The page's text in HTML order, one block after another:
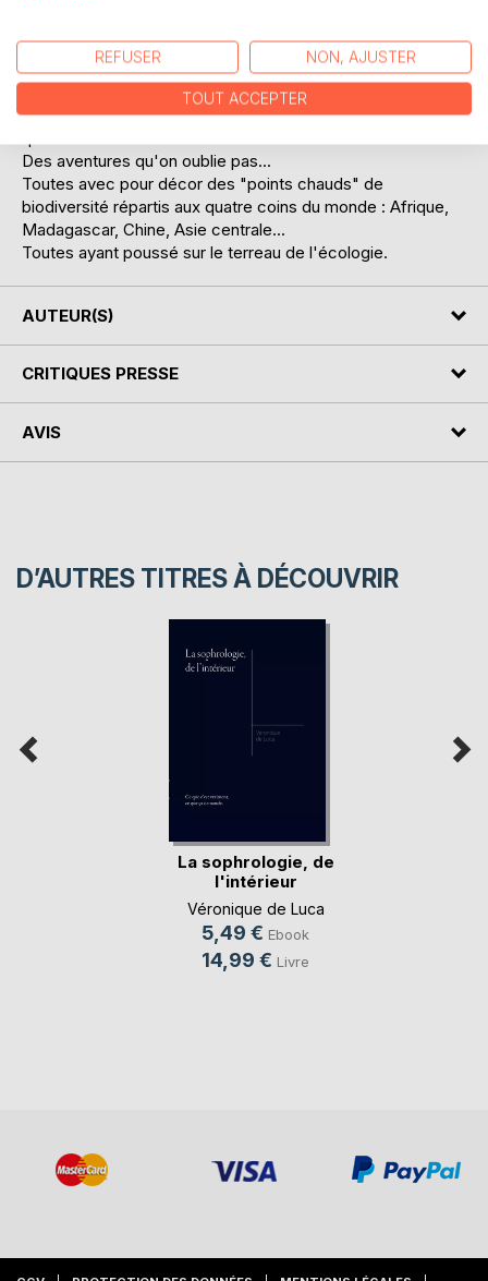
Une déferlante d'éléphants affolés, une sépulture oubliée
dans une forêt de pierres, des saigneurs de laque pour
sauveurs, une vallée oubliée des Pamirs himalayens...
Autant d'aventures vécues par un écologue au cours de
Des aventures qu'on oublie pas...
Toutes avec pour décor des "points chauds" de
biodiversité répartis aux quatre coins du monde : Afrique,
Madagascar, Chine, Asie centrale...
Toutes ayant poussé sur le terreau de l'écologie.
AUTEUR(S)
CRITIQUES PRESSE
AVIS
D’AUTRES TITRES À DÉCOUVRIR
La sophrologie, de
l'intérieur
Véronique de Luca
5,49 € Ebook
14,99 € Livre
REFUSER NON, AJUSTER
TOUT ACCEPTER